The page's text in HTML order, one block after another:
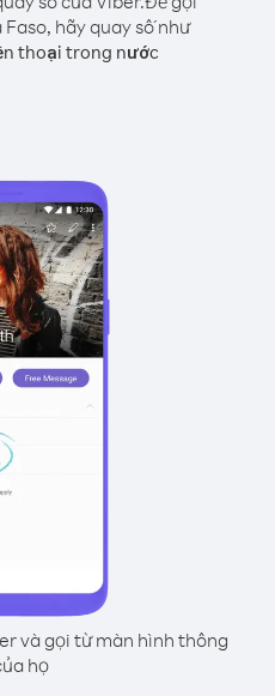
hãy quay số như
thoại trong nước
và gọi từ màn hình thông
họ